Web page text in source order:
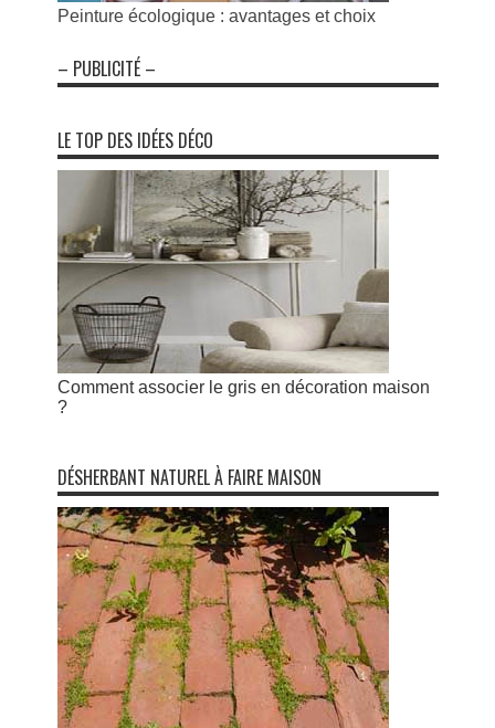
Peinture écologique : avantages et choix
– PUBLICITÉ –
LE TOP DES IDÉES DÉCO
Comment associer le gris en décoration maison
?
DÉSHERBANT NATUREL À FAIRE MAISON